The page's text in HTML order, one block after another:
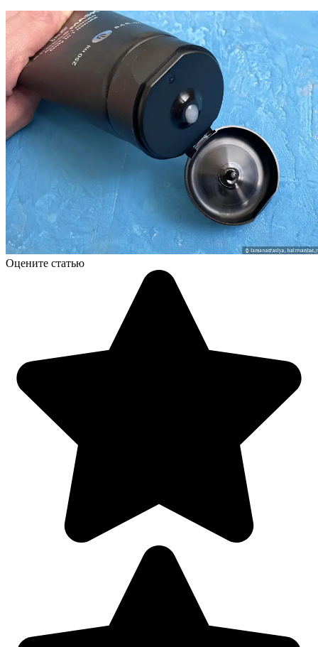
Оцените статью